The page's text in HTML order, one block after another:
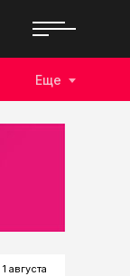
Еще
1 августа